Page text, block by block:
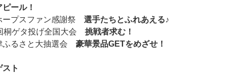
ピール！
ープスファン感謝祭 選手たちとふれあえる♪
桐ゲタ投げ全国大会 挑戦者求む！
ふるさと大抽選会 豪華景品GETをめざせ！
スト